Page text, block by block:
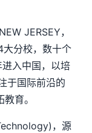
JERSEY，
大分校，数十个
入中国，以培
于国际前沿的
育。
，源